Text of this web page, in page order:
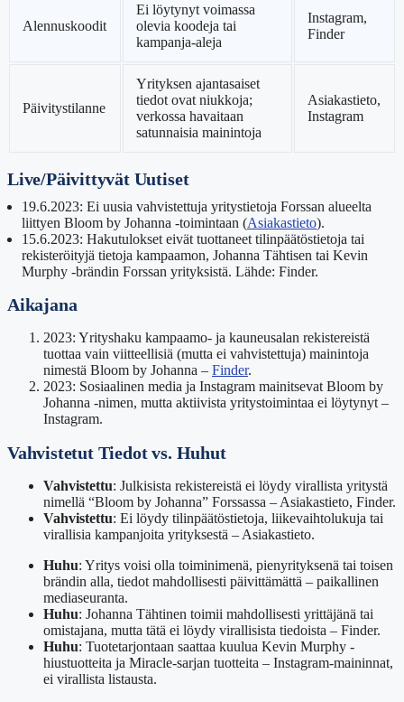
Alennuskoodit
Ei löytynyt voimassa
olevia koodeja tai
kampanja-aleja
Instagram,
Finder
Päivitystilanne
Yrityksen ajantasaiset
tiedot ovat niukkoja;
verkossa havaitaan
satunnaisia mainintoja
Asiakastieto,
Instagram
Live/Päivittyvät Uutiset
19.6.2023: Ei uusia vahvistettuja yritystietoja Forssan alueelta
liittyen Bloom by Johanna -toimintaan (Asiakastieto).
15.6.2023: Hakutulokset eivät tuottaneet tilinpäätöstietoja tai
rekisteröityjä tietoja kampaamon, Johanna Tähtisen tai Kevin
Murphy -brändin Forssan yrityksistä. Lähde: Finder.
Aikajana
2023: Yrityshaku kampaamo- ja kauneusalan rekistereistä
tuottaa vain viitteellisiä (mutta ei vahvistettuja) mainintoja
nimestä Bloom by Johanna – Finder.
2023: Sosiaalinen media ja Instagram mainitsevat Bloom by
Johanna -nimen, mutta aktiivista yritystoimintaa ei löytynyt –
Instagram.
Vahvistetut Tiedot vs. Huhut
Vahvistettu: Julkisista rekistereistä ei löydy virallista yritystä
nimellä “Bloom by Johanna” Forssassa – Asiakastieto, Finder.
Vahvistettu: Ei löydy tilinpäätöstietoja, liikevaihtolukuja tai
virallisia kampanjoita yrityksestä – Asiakastieto.
Huhu: Yritys voisi olla toiminimenä, pienyrityksenä tai toisen
brändin alla, tiedot mahdollisesti päivittämättä – paikallinen
mediaseuranta.
Huhu: Johanna Tähtinen toimii mahdollisesti yrittäjänä tai
omistajana, mutta tätä ei löydy virallisista tiedoista – Finder.
Huhu: Tuotetarjontaan saattaa kuulua Kevin Murphy -
hiustuotteita ja Miracle-sarjan tuotteita – Instagram-maininnat,
ei virallista listausta.